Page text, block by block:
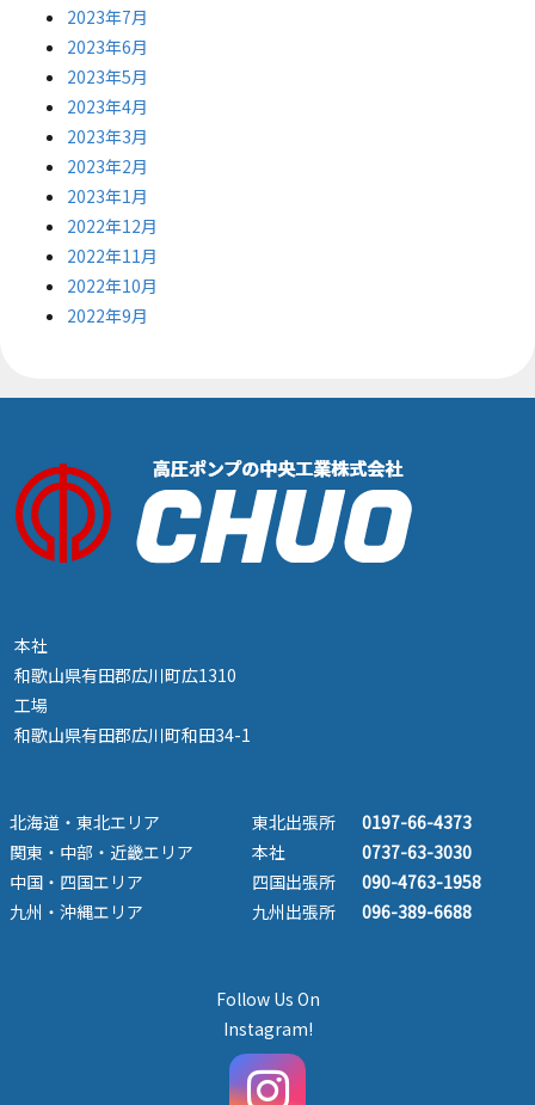
2023年7月
2023年6月
2023年5月
2023年4月
2023年3月
2023年2月
2023年1月
2022年12月
2022年11月
2022年10月
2022年9月
本社
和歌山県有田郡広川町広1310
工場
和歌山県有田郡広川町和田34-1
北海道・東北エリア 東北出張所
0197-66-4373
関東・中部・近畿エリア
本社
0737-63-3030
中国・四国エリア
四国出張所
090-4763-1958
九州・沖縄エリア
九州出張所 096-389-6688
Follow Us On
Instagram!